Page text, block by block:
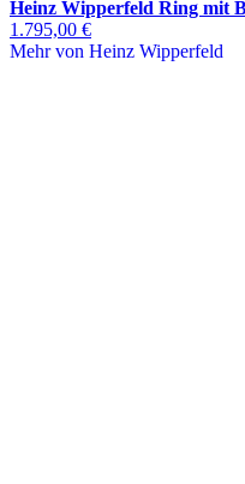
Heinz Wipperfeld Ring mit
1.795,00 €
Mehr von Heinz Wipperfeld